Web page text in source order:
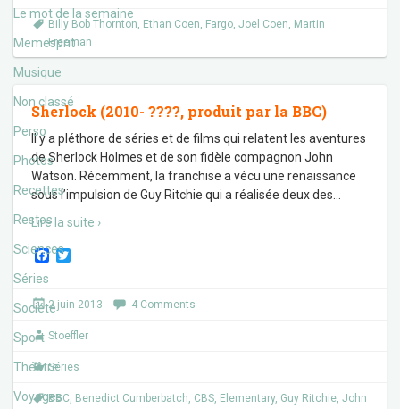
Le mot de la semaine
Memesprit
Musique
Non classé
Perso
Photos
Recettes
Restos
Sciences
Séries
Société
Sport
Théâtre
Voyages
Billy Bob Thornton, Ethan Coen, Fargo, Joel Coen, Martin
Freeman
Sherlock (2010- ????, produit par la BBC)
Il y a pléthore de séries et de films qui relatent les aventures
de Sherlock Holmes et de son fidèle compagnon John
Watson. Récemment, la franchise a vécu une renaissance
sous l’impulsion de Guy Ritchie qui a réalisée deux des
Lire la suite ›
F
e
b
o
t
r
2 juin 2013 4 Comments
Stoeffler
Séries
BBC, Benedict Cumberbatch, CBS, Elementary, Guy Ritchie, John